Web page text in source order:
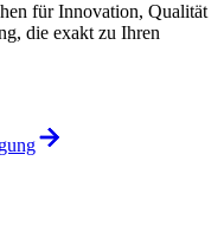
für Innovation, Qualität
die exakt zu Ihren